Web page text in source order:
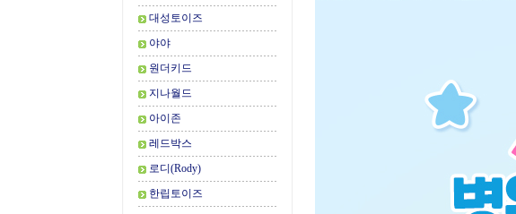
대성토이즈
야야
원더키드
지나월드
아이존
레드박스
로디(Rody)
한립토이즈